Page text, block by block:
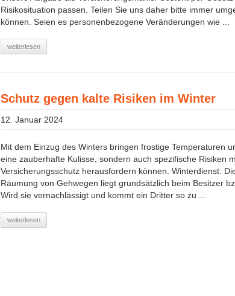
Risikosituation passen. Teilen Sie uns daher bitte immer
können. Seien es personenbezogene Veränderungen wie ...
weiterlesen
Schutz gegen kalte Risiken im Winter
12. Januar 2024
Mit dem Einzug des Winters bringen frostige Temperaturen
eine zauberhafte Kulisse, sondern auch spezifische Risiken
Versicherungsschutz herausfordern können. Winterdienst:
Räumung von Gehwegen liegt grundsätzlich beim Besitzer
Wird sie vernachlässigt und kommt ein Dritter so zu ...
weiterlesen